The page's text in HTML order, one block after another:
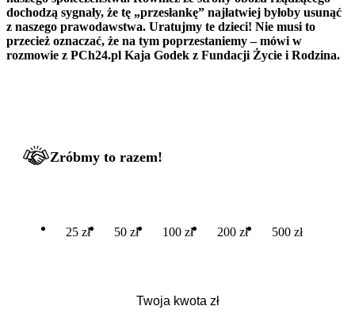
dochodzą sygnały, że tę „przesłankę” najłatwiej byłoby usunąć
z naszego prawodawstwa. Uratujmy te dzieci! Nie musi to
przecież oznaczać, że na tym poprzestaniemy – mówi w
rozmowie z PCh24.pl Kaja Godek z Fundacji Życie i Rodzina.
Zróbmy to razem!
25 zł 50 zł 100 zł 200 zł 500 zł